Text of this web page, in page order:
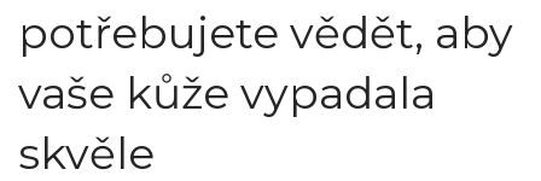
potřebujete vědět, aby
vaše kůže vypadala
skvěle